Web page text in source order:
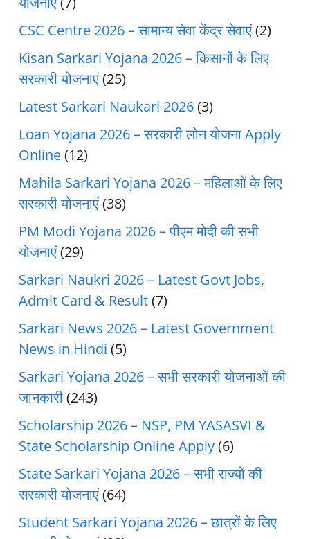
CSC Centre 2026 – सामान्य सेवा केंद्र सेवाएं(2)
Kisan Sarkari Yojana 2026 – किसानों के लिए
सरकारी योजनाएं(25)
Latest Sarkari Naukari 2026(3)
Loan Yojana 2026 – सरकारी लोन योजना Apply
Online(12)
Mahila Sarkari Yojana 2026 – महिलाओं के लिए
सरकारी योजनाएं(38)
PM Modi Yojana 2026 – पीएम मोदी की सभी
योजनाएं(29)
Sarkari Naukri 2026 – Latest Govt Jobs,
Admit Card & Result(7)
Sarkari News 2026 – Latest Government
News in Hindi (5)
Sarkari Yojana 2026 – सभी सरकारी योजनाओं की
जानकारी(243)
Scholarship 2026 – NSP, PM YASASVI &
State Scholarship Online Apply(6)
State Sarkari Yojana 2026 – सभी राज्यों की
सरकारी योजनाएं(64)
Student Sarkari Yojana 2026 – छात्रों के लिए